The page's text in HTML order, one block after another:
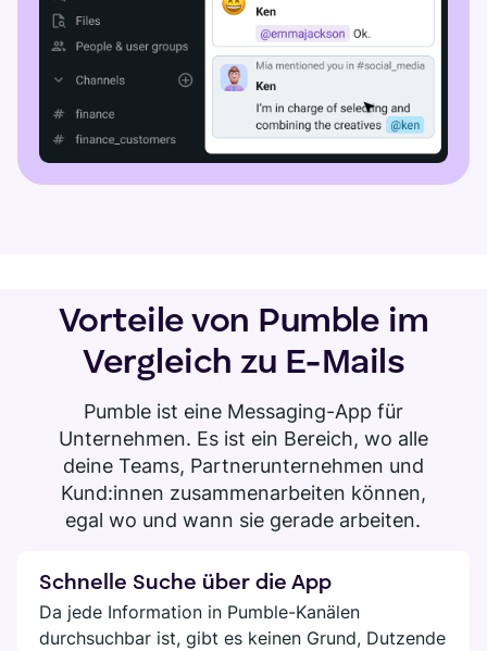
Vorteile von Pumble im
Vergleich zu E-Mails
Pumble ist eine Messaging-App für
Unternehmen. Es ist ein Bereich, wo alle
deine Teams, Partnerunternehmen und
Kund:innen zusammenarbeiten können,
egal wo und wann sie gerade arbeiten.
Schnelle Suche über die App
Da jede Information in Pumble-Kanälen
durchsuchbar ist, gibt es keinen Grund, Dutzende